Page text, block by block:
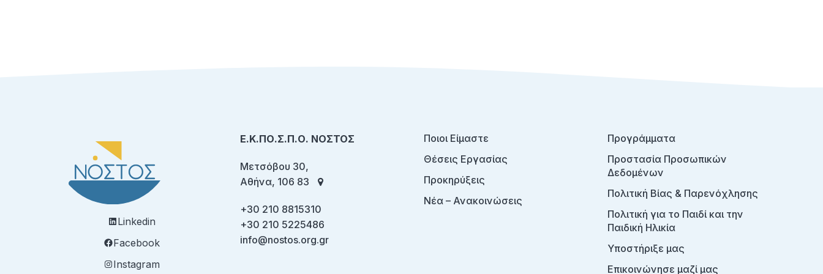
Linkedin
Facebook
Instagram
Ε.Κ.ΠΟ.Σ.Π.Ο. ΝΟΣΤΟΣ
Μετσόβου 30,
Αθήνα, 106 83
+30 210 8815310
+30 210 5225486
info@nostos.org.gr
Ποιοι Είμαστε
Θέσεις Εργασίας
Προκηρύξεις
Νέα – Ανακοινώσεις
Προγράμματα
Προστασία Προσωπικών
Δεδομένων
Πολιτική Βίας & Παρενόχλησης
Πολιτική για το Παιδί και την
Παιδική Ηλικία
Υποστήριξε μας
Επικοινώνησε μαζί μας